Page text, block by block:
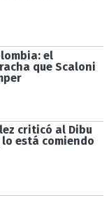
el
que Scaloni
criticó al Dibu
está comiendo